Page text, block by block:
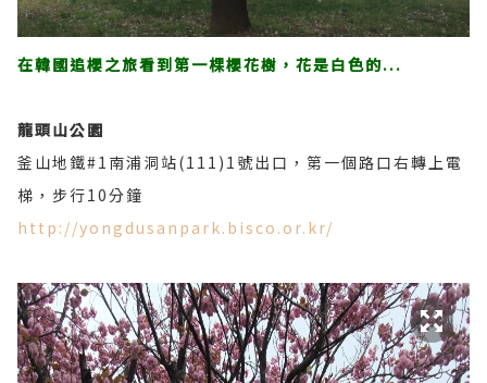
在韓國追櫻之旅看到第一棵櫻花樹，花是白色的...
龍頭山公園
釜山地鐵#1南浦洞站(111)1號出口，第一個路口右轉上電
梯，步行10分鐘
http://yongdusanpark.bisco.or.kr/